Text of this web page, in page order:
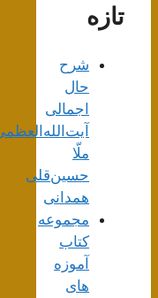
تازه
شرح
حال
اجمالی
آیت‌الله‌العظمی
ملّا
حسین‌قلی
همدانی
مجموعه
کتاب
آموزه
های